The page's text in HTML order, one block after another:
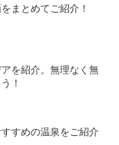
まとめてご紹介！
を紹介。無理なく無
！
すめの温泉をご紹介